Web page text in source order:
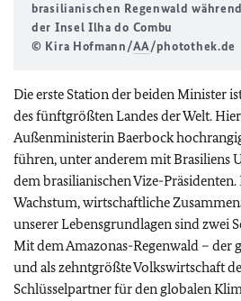
brasilianischen Regenwald
der Insel Ilha do Combu
© Kira Hofmann/AA/photothek.de
Die erste Station der beiden Minister
des fünftgrößten Landes der Welt.
Außenministerin Baerbock
führen, unter anderem mit Brasiliens
dem brasilianischen Vize-
Wachstum, wirtschaftliche
unserer Lebensgrundlagen sind zwei
Mit dem Amazonas-Regenwald – der
und als zehntgrößte Volkswirtschaft
Schlüsselpartner für den globalen